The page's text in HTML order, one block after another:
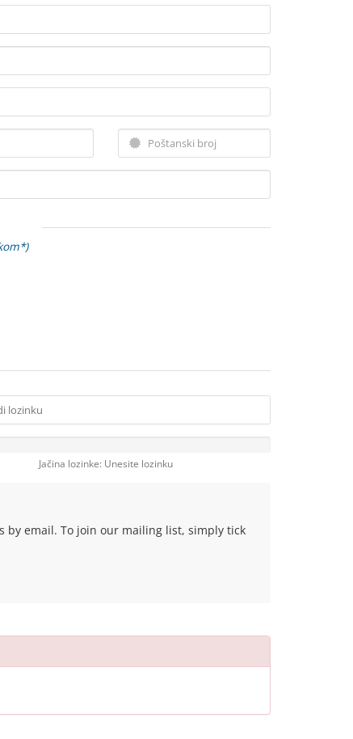
Jačina lozinke: Unesite lozinku
by email. To join our mailing list, simply tick